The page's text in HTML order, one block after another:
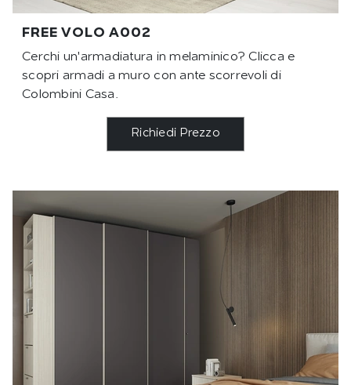
FREE VOLO A002
Cerchi un'armadiatura in melaminico? Clicca e
scopri armadi a muro con ante scorrevoli di
Colombini Casa.
Richiedi Prezzo